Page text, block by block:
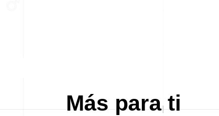
Más para ti